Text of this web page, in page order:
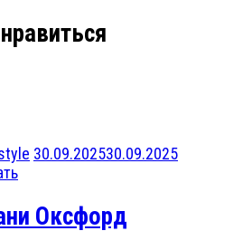
30.09.202530.09.2025
Оксфорд